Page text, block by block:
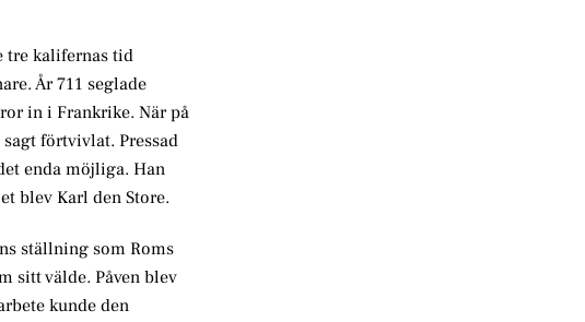
tre kalifernas tid
År 711 seglade
in i Frankrike. När på
förtvivlat. Pressad
enda möjliga. Han
blev Karl den Store.
ställning som Roms
sitt välde. Påven blev
kunde den